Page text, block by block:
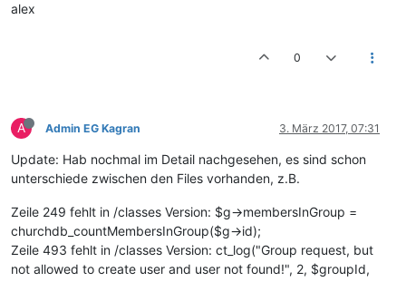
alex
0
A Admin EG Kagran 3. März 2017, 07:31
Update: Hab nochmal im Detail nachgesehen, es sind schon
unterschiede zwischen den Files vorhanden, z.B.
Zeile 249 fehlt in /classes Version: $g->membersInGroup =
churchdb_countMembersInGroup($g->id);
Zeile 493 fehlt in /classes Version: ct_log("Group request, but
not allowed to create user and user not found!", 2, $groupId,